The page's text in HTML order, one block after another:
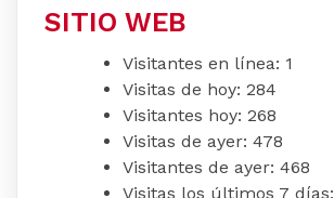
SITIO WEB
Visitantes en línea: 1
Visitas de hoy: 284
Visitantes hoy: 268
Visitas de ayer: 478
Visitantes de ayer: 468
Visitas los últimos 7 días: